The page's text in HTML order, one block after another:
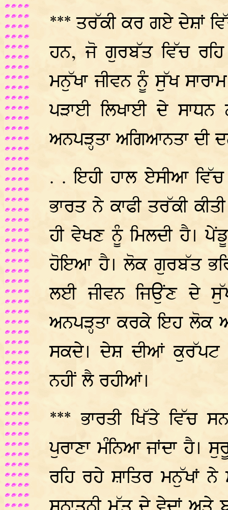
*** ਤਰੱਕੀ ਕਰ ਗਏ ਦੇਸ਼ਾਂ
ਹਨ, ਜੋ ਗੁਰਬੱਤ ਵਿੱਚ
ਮਨੁੱਖਾ ਜੀਵਨ ਨੂੰ ਸੁੱਖ
ਪੜਾਈ ਲਿਖਾਈ ਦੇ
ਅਨਪੜ੍ਹਤਾ ਅਗਿਆਨਤਾ
. . ਇਹੀ ਹਾਲ ਏਸੀਆ ਵਿੱਚ
ਭਾਰਤ ਨੇ ਕਾਫੀ ਤਰੱਕੀ
ਹੀ ਵੇਖਣ ਨੂੰ ਮਿਲਦੀ ਹੈ।
ਹੋਇਆ ਹੈ। ਲੋਕ ਗੁਰਬੱਤ
ਲਈ ਜੀਵਨ ਜਿਉਂਣ ਦੇ
ਅਨਪੜ੍ਹਤਾ ਕਰਕੇ ਇਹ ਲੋਕ
ਸਕਦੇ। ਦੇਸ਼ ਦੀਆਂ ਕੁਰੱਪਟ
ਨਹੀਂ ਲੈ ਰਹੀਆਂ।
*** ਭਾਰਤੀ ਖਿੱਤੇ ਵਿੱਚ
ਪੁਰਾਣਾ ਮੰਨਿਆ ਜਾਂਦਾ ਹੈ।
ਰਹਿ ਰਹੇ ਸ਼ਾਤਿਰ ਮਨੁੱਖਾਂ